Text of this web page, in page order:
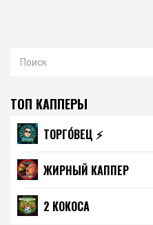
ТОП КАППЕРЫ
ТОРГО́ВЕЦ ⚡️
ЖИРНЫЙ КАППЕР
2 КОКОСА